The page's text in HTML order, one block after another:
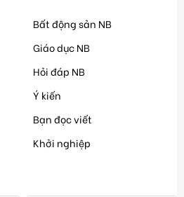
Bất động sản NB
Giáo dục NB
Hỏi đáp NB
Ý kiến
Bạn đọc viết
Khởi nghiệp